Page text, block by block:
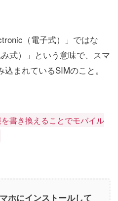
（電子式）」ではな
式）」という意味で、スマ
まれているSIMのこと。
書き換えることでモバイル
ホにインストールして